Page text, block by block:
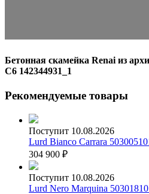
Бетонная скамейка Renai из
C6 142344931_1
Рекомендуемые товары
Поступит 10.08.2026
Lurd Bianco Carrara
304 900 ₽
Поступит 10.08.2026
Lurd Nero Marquina